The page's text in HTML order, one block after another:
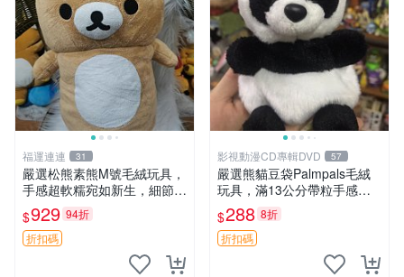
福運連連 31
嚴選松熊素熊M號毛絨玩具，
手感超軟糯宛如新生，細節精
緻完美無瑕，推薦送禮或珍
藏，中古狀態保養得宜。 松
熊 素熊 毛絨doll
$929 94折
折扣碼
影視動漫CD專輯DVD 57
嚴選熊貓豆袋Palmpals毛絨
玩具，滿13公分帶粒手感極
佳，電影主題周邊推薦 熊貓
Palmpals 毛絨玩具 豆袋 劇場
版周邊
$288 8折
折扣碼